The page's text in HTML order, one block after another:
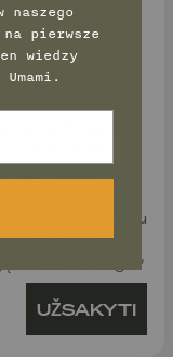
diety:
mięsa z
bez
nabiał
owoce *
laktozy, bez cukru
laktozy,
kwasów omega *
UŽSAKYTI
naszego
pierwsze
wiedzy